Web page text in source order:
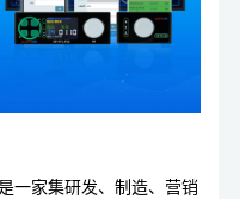
一家集研发、制造、营销